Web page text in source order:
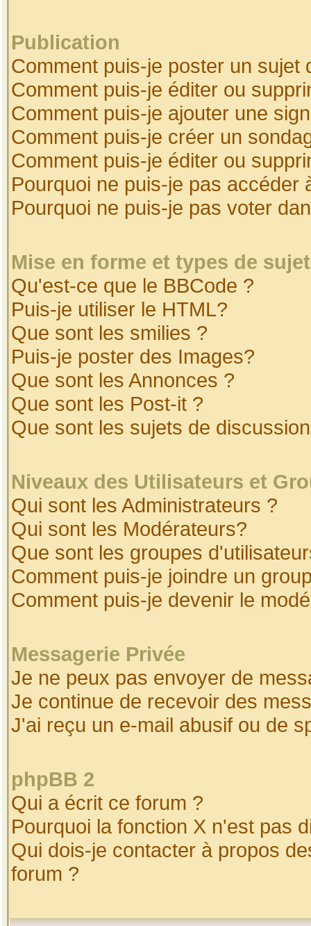
Publication
Comment puis-je poster un sujet
Comment puis-je éditer ou
Comment puis-je ajouter une
Comment puis-je créer un
Comment puis-je éditer ou
Pourquoi ne puis-je pas accéder
Pourquoi ne puis-je pas voter
Mise en forme et types de
Qu'est-ce que le BBCode ?
Puis-je utiliser le HTML?
Que sont les smilies ?
Puis-je poster des Images?
Que sont les Annonces ?
Que sont les Post-it ?
Que sont les sujets de
Niveaux des Utilisateurs et
Qui sont les Administrateurs ?
Qui sont les Modérateurs?
Que sont les groupes
Comment puis-je joindre un
Comment puis-je devenir le
Messagerie Privée
Je ne peux pas envoyer de
Je continue de recevoir des
J'ai reçu un e-mail abusif ou de
phpBB 2
Qui a écrit ce forum ?
Pourquoi la fonction X n'est pas
Qui dois-je contacter à propos
forum ?